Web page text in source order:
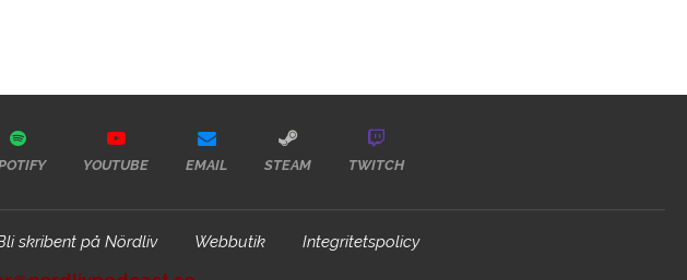
YOUTUBE EMAIL STEAM TWITCH
skribent på Nördliv Webbutik Integritetspolicy